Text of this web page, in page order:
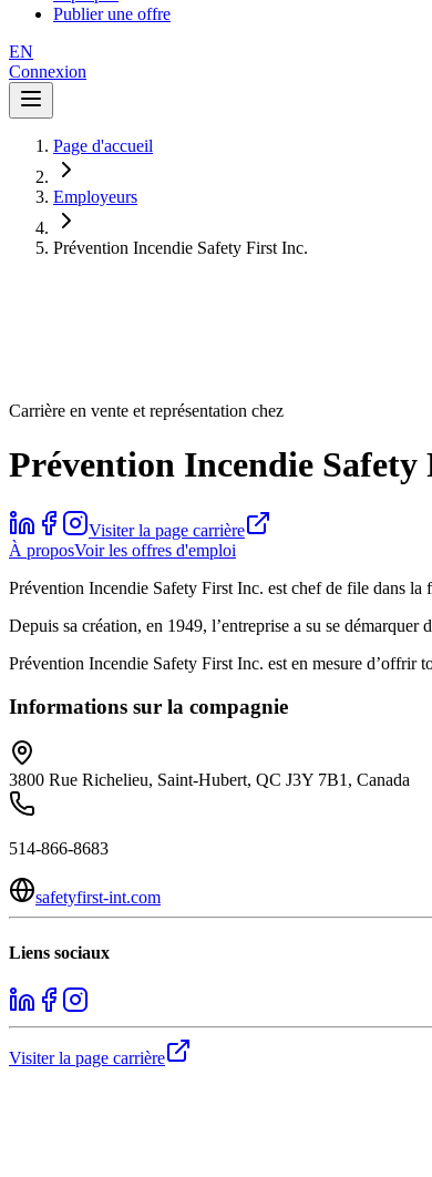
Publier une offre
EN
Connexion
Page d'accueil
Employeurs
Prévention Incendie Safety First Inc.
Carrière en vente et représentation chez
Prévention Incendie
Visiter la page carrière
À proposVoir les offres d'emploi
Prévention Incendie Safety First Inc. est chef de file dans la
Depuis sa création, en 1949, l’entreprise a su se démarquer
Prévention Incendie Safety First Inc. est en mesure d’offrir
Informations sur la compagnie
3800 Rue Richelieu, Saint-Hubert, QC J3Y 7B1, Canada
514-866-8683
safetyfirst-int.com
Liens sociaux
Visiter la page carrière